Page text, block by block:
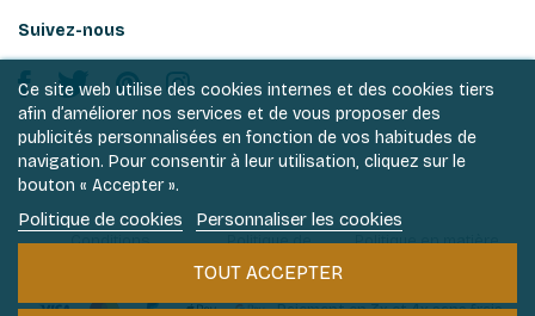
Suivez-nous
Ce site web utilise des cookies internes et des cookies tiers
afin d’améliorer nos services et de vous proposer des
publicités personnalisées en fonction de vos habitudes de
navigation. Pour consentir à leur utilisation, cliquez sur le
bouton « Accepter ».
Politique de cookies Personnaliser les cookies
TOUT ACCEPTER
Conditions
Politique de
vie privée
Politique en matière
Paiement en 3x et 4x sans frais